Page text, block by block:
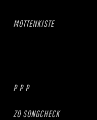
MOTTENKISTE
P P P
ZO SONGCHECK